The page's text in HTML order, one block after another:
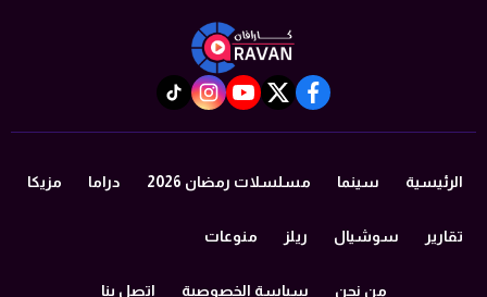
facebook
twitter
youtube
instagram
tiktok
الرئيسية سينما مسلسلات رمضان 2026 دراما مزيكا
تقارير سوشيال ريلز منوعات
من نحن سياسة الخصوصية اتصل بنا